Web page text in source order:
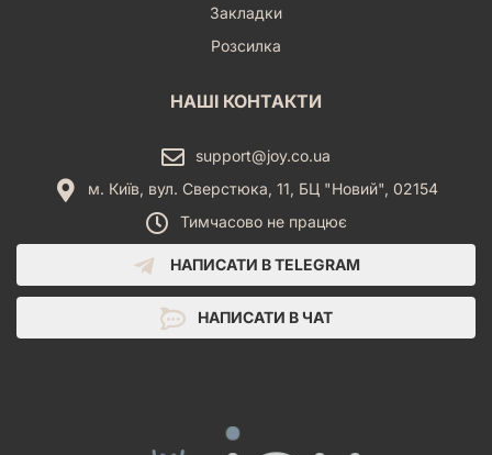
Закладки
Розсилка
НАШІ КОНТАКТИ
support@joy.co.ua
м. Київ, вул. Сверстюка, 11, БЦ "Новий", 02154
Тимчасово не працює
НАПИСАТИ В TELEGRAM
НАПИСАТИ В ЧАТ